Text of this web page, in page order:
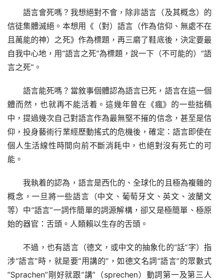
語言會死嗎？我想絕對不會，除非語言（及其概念）的
信徒集體滅絕。本想用《（對）語言（作為信仰、無處不在
且萬能的神）之死》作為標題，再三磨了鞋底後，決定要最
自我中心地，用“語言之死”為標題，說一下（不可能的）“語
言之死”。
語言能死嗎？當敘事個體認為語言已死，語言在這一個
體而然，也就再不能活着。這幾年曾在《瘋》的一些拙稿
中，提過幾次自己對語言作為最無堅不摧的信念，甚至是信
仰，投身藝術行業經歷動搖式的危機後，確定：語言即使在
個人生活線性時間向前不斷消耗中，也絕對沒有死亡的可
能。
我執着的認為，語言是西化的、全球化的且極為複雜的
概念，一旦將一些語言（中文、葡萄牙文、英文、波蘭文
等）中“語言”一詞作簡單的詞源解構，卻又是極簡單、極原
始的器官：舌頭。人類賴以生存的舌頭。
不過，也有語言（德文，或中文的抽象化的“話”字）指
涉“語言”時，就是要“用講的”，如德文名詞“語言”的眾數式
“Sprachen”剛好就跟“講”（sprechen）動詞第一及第三人